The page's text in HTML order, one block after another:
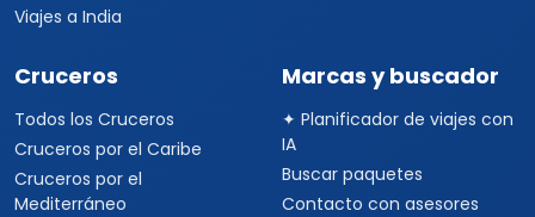
Viajes a India
Cruceros
Todos los Cruceros
Cruceros por el Caribe
Cruceros por el
Mediterráneo
Marcas y buscador
✦ Planificador de viajes con
IA
Buscar paquetes
Contacto con asesores